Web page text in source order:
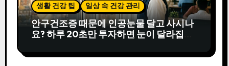
생활 건강 팁 일상 속 건강 관리
안구건조증 때문에 인공눈물 달고 사시나
요? 하루 20초만 투자하면 눈이 달라집니